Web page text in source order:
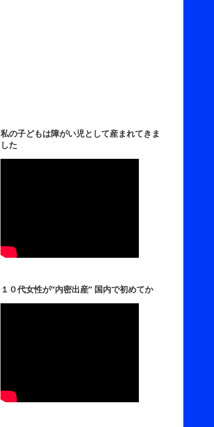
私の子どもは障がい児として産まれてきま
した
１０代女性が“内密出産” 国内で初めてか